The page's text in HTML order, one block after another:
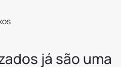
já são uma